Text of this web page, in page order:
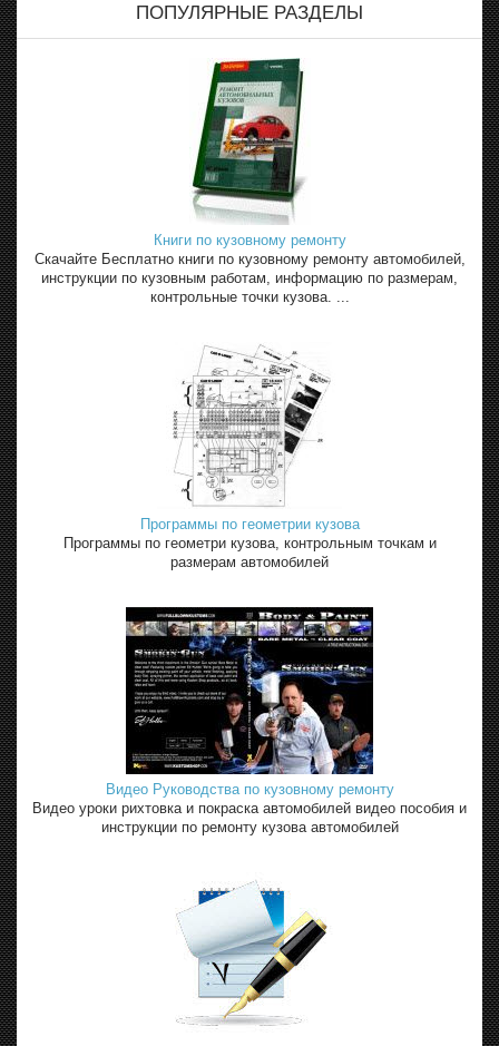
ПОПУЛЯРНЫЕ РАЗДЕЛЫ
Книги по кузовному ремонту
Скачайте Бесплатно книги по кузовному ремонту автомобилей,
инструкции по кузовным работам, информацию по размерам,
контрольные точки кузова. ...
Программы по геометрии кузова
Программы по геометри кузова, контрольным точкам и
размерам автомобилей
Видео Руководства по кузовному ремонту
Видео уроки рихтовка и покраска автомобилей видео пособия и
инструкции по ремонту кузова автомобилей